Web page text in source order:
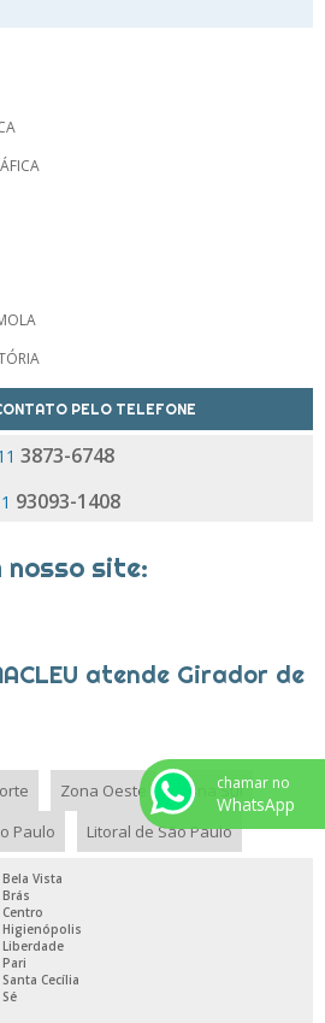
PINTURA
PELO TELEFONE
3873-6748
93093-1408
nosso site:
atende Girador de
Zona Oeste
Zona Sul
Paulo Litoral de São Paulo
Bela Vista
Brás
Centro
Higienópolis
Liberdade
Pari
Santa Cecília
Sé
chamar no
WhatsApp